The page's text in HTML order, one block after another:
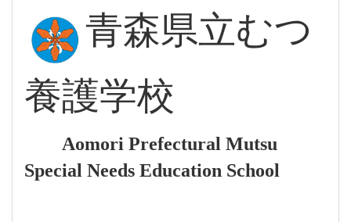
青森県立むつ
養護学校
Aomori Prefectural Mutsu
Special Needs Education School